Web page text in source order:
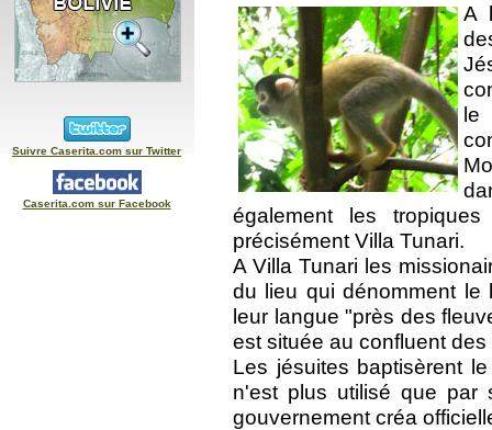
Suivre Caserita.com sur Twitter
Caserita.com sur Facebook
A
le
également les
précisément Villa Tunari.
A Villa Tunari les
du lieu qui dénomment
leur langue "près des
est située au confluent
Les jésuites baptisèrent
n'est plus utilisé que par
gouvernement créa